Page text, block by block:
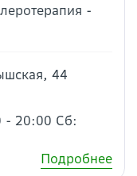
-
44
- 20:00 Сб:
Подробнее